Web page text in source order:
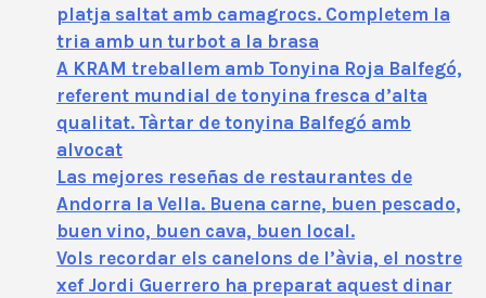
platja saltat amb camagrocs. Completem la
tria amb un turbot a la brasa
A KRAM treballem amb Tonyina Roja Balfegó,
referent mundial de tonyina fresca d’alta
qualitat. Tàrtar de tonyina Balfegó amb
alvocat
Las mejores reseñas de restaurantes de
Andorra la Vella. Buena carne, buen pescado,
buen vino, buen cava, buen local.
Vols recordar els canelons de l’àvia, el nostre
xef Jordi Guerrero ha preparat aquest dinar